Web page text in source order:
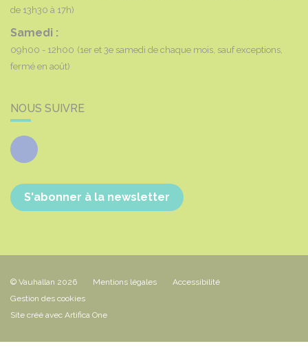
de 13h30 à 17h)
Samedi :
09h00 - 12h00 (1er et 3e samedi de chaque mois, sauf exceptions,
fermé en août)
NOUS SUIVRE
Facebook
S'abonner à la newsletter
© Vauhallan 2026 Mentions légales
Accessibilité
Gestion des cookies
Site créé avec Artifica One